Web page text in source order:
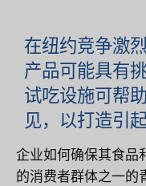
在纽约竞争激
产品可能具有
试吃设施可帮
见，以打造引
企业如何确保其食品
的消费者群体之一的